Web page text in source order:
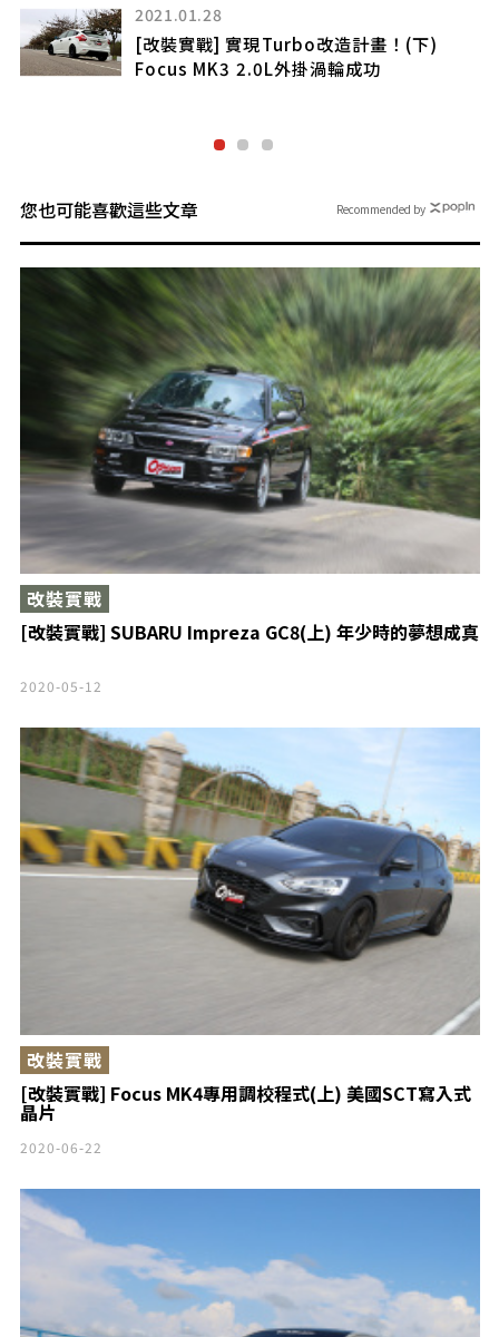
2024.08.21
【改裝實戰】霸氣Granvia現身(上)
您也可能喜歡這些文章
[改裝實戰] SUBARU Impreza GC8(上) 年少時的夢想成真
改裝實戰
2020-05-12
[改裝實戰] Focus MK4專用調校程式(上) 美國SCT寫入式
晶片
改裝實戰
2020-06-22
Recommended by